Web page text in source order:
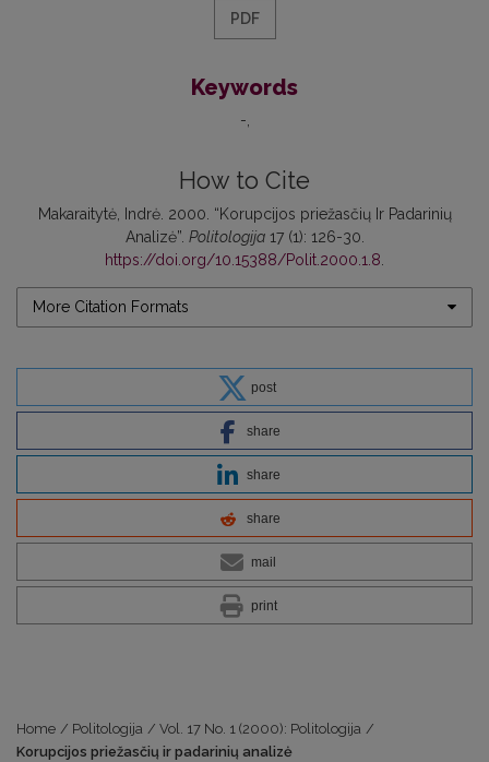
PDF
Keywords
-
How to Cite
Makaraitytė, Indrė. 2000. “Korupcijos priežasčių Ir Padarinių
Analizė”. Politologija17 (1): 126-30.
https://doi.org/10.15388/Polit.2000.1.8
More Citation Formats
post
share
share
share
mail
print
Home / Politologija / Vol. 17 No. 1 (2000): Politologija /
Korupcijos priežasčių ir padarinių analizė